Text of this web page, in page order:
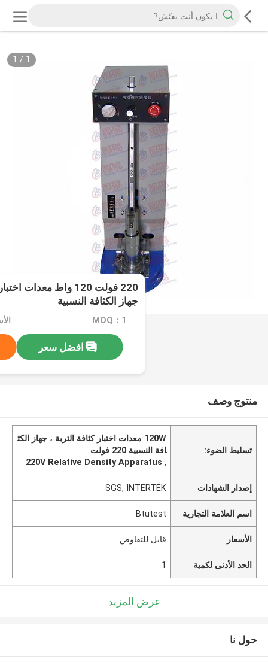
1
/
1
220 فولت 120 واط معدات
جهاز الكثافة النسبية
MOQ：1
افضل سعر
منتوج وصف
تسليط الضوء:
120W معدات اختبار كثافة التربة ، جهاز الكث
افة النسبية 220 فولت
,
220V Relative Density Apparatus
إصدار الشهادات SGS, INTERTEK
اسم العلامة التجارية Btutest
الأسعار قابل للتفاوض
الحد الأدنى لكمية 1
عرض المزيد
حول نا